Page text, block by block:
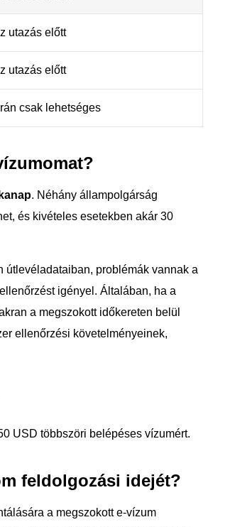
utazás előtt
utazás előtt
csak lehetséges
. Néhány állampolgárság
és kivételes esetekben akár 30
útlevéladataiban, problémák vannak a
igényel. Általában, ha a
a megszokott időkereten belül
ellenőrzési követelményeinek,
USD többszöri belépéses vízumért.
feldolgozási idejét?
a megszokott e-vízum